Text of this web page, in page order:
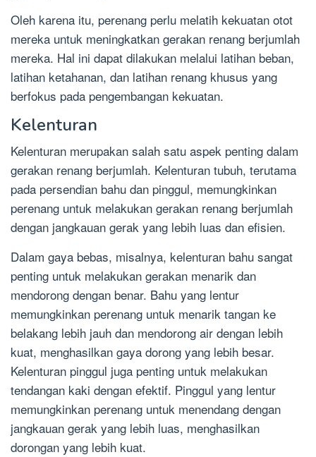
Oleh karena itu, perenang perlu melatih kekuatan otot
mereka untuk meningkatkan gerakan renang berjumlah
mereka. Hal ini dapat dilakukan melalui latihan beban,
latihan ketahanan, dan latihan renang khusus yang
berfokus pada pengembangan kekuatan.
Kelenturan
Kelenturan merupakan salah satu aspek penting dalam
gerakan renang berjumlah. Kelenturan tubuh, terutama
pada persendian bahu dan pinggul, memungkinkan
perenang untuk melakukan gerakan renang berjumlah
dengan jangkauan gerak yang lebih luas dan efisien.
Dalam gaya bebas, misalnya, kelenturan bahu sangat
penting untuk melakukan gerakan menarik dan
mendorong dengan benar. Bahu yang lentur
memungkinkan perenang untuk menarik tangan ke
belakang lebih jauh dan mendorong air dengan lebih
kuat, menghasilkan gaya dorong yang lebih besar.
Kelenturan pinggul juga penting untuk melakukan
tendangan kaki dengan efektif. Pinggul yang lentur
memungkinkan perenang untuk menendang dengan
jangkauan gerak yang lebih luas, menghasilkan
dorongan yang lebih kuat.